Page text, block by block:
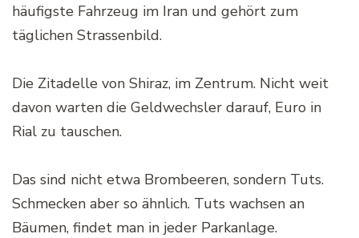
häufigste Fahrzeug im Iran und gehört zum
täglichen Strassenbild.
Die Zitadelle von Shiraz, im Zentrum. Nicht weit
davon warten die Geldwechsler darauf, Euro in
Rial zu tauschen.
Das sind nicht etwa Brombeeren, sondern Tuts.
Schmecken aber so ähnlich. Tuts wachsen an
Bäumen, findet man in jeder Parkanlage.